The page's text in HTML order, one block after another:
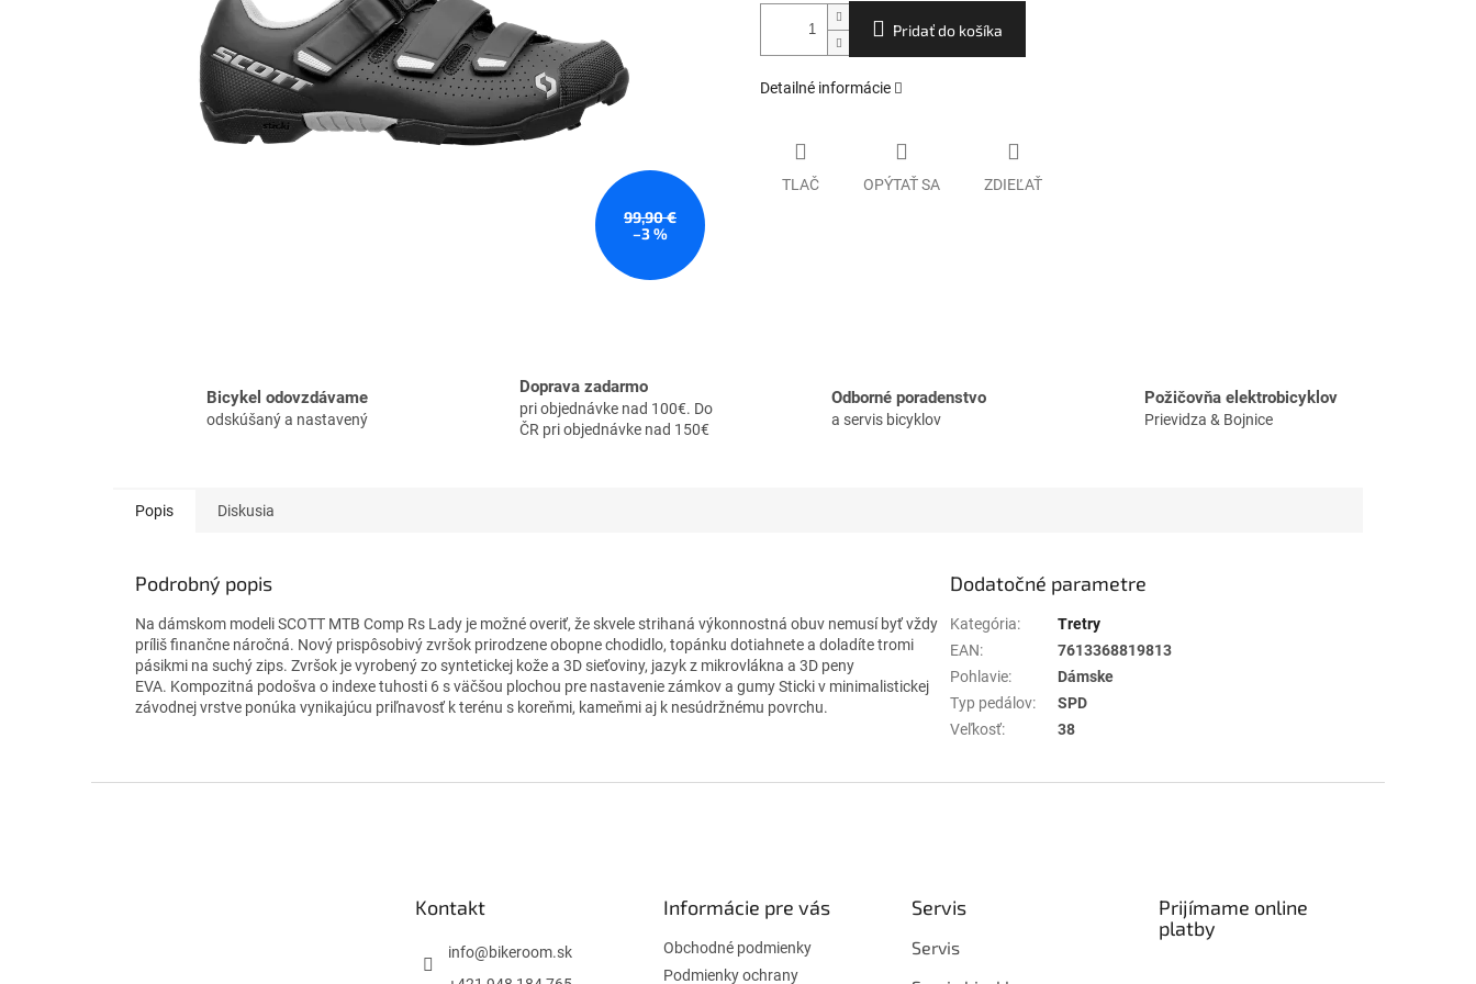
99,90 €
–3 %
Pridať do košíka
Detailné informácie
TLAČ OPÝTAŤ SA ZDIEĽAŤ
Bicykel odovzdávame
odskúšaný a nastavený
Doprava zadarmo
pri objednávke nad 100€. Do
ČR pri objednávke nad 150€
Odborné poradenstvo
a servis bicyklov
Požičovňa elektrobicyklov
Prievidza & Bojnice
Popis Diskusia
Podrobný popis
Na dámskom modeli SCOTT MTB Comp Rs Lady je možné overiť, že skvele strihaná výkonnostná obuv nemusí byť vždy
príliš finančne náročná. Nový prispôsobivý zvršok prirodzene obopne chodidlo, topánku dotiahnete a doladíte tromi
pásikmi na suchý zips. Zvršok je vyrobený zo syntetickej kože a 3D sieťoviny, jazyk z mikrovlákna a 3D peny
EVA. Kompozitná podošva o indexe tuhosti 6 s väčšou plochou pre nastavenie zámkov a gumy Sticki v minimalistickej
závodnej vrstve ponúka vynikajúcu priľnavosť k terénu s koreňmi, kameňmi aj k nesúdržnému povrchu.
Dodatočné parametre
Kategória:
Tretry
EAN:
7613368819813
Pohlavie:
Dámske
Typ pedálov:
SPD
Veľkosť: 38
Kontakt
info@bikeroom.sk
Informácie pre vás
Obchodné podmienky
Podmienky ochrany
Servis
Servis
Prijímame online
platby